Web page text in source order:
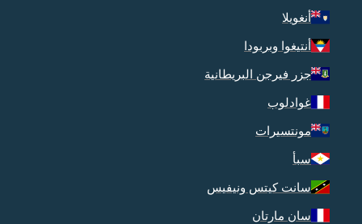
أنغويلا
أنتيغوا وبربودا
جزر فيرجن البريطانية
غوادلوب
مونتسيرات
سبأ
سانت كيتس ونيفيس
سان مارتان